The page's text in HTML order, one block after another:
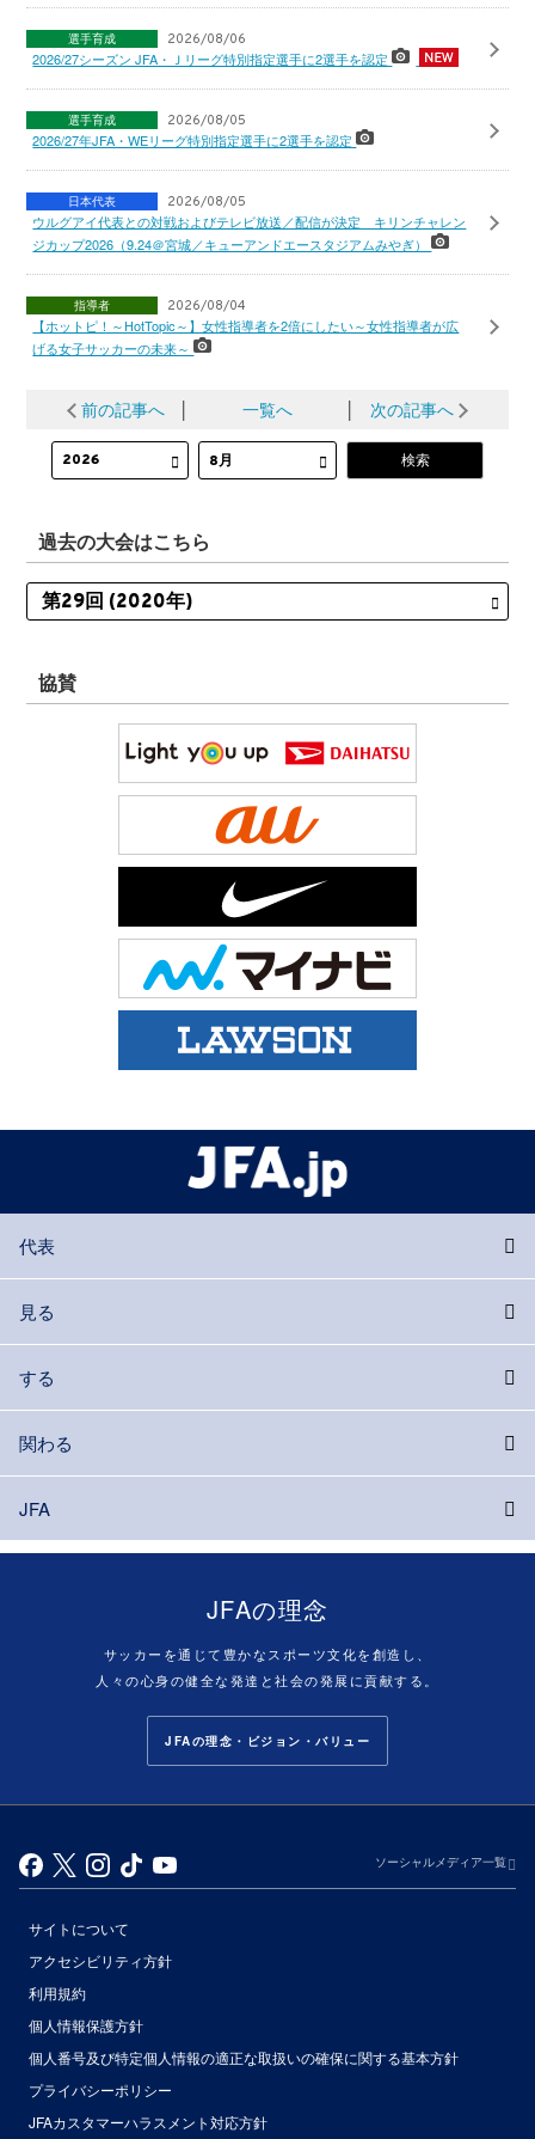
選手育成 2026/08/06
2026/27シーズン JFA・Ｊリーグ特別指定選手に2選手を認定
選手育成 2026/08/05
2026/27年JFA・WEリーグ特別指定選手に2選手を認定
日本代表 2026/08/05
ウルグアイ代表との対戦およびテレビ放送／配信が決定 キリンチャレン
ジカップ2026（9.24＠宮城／キューアンドエースタジアムみやぎ）
指導者 2026/08/04
【ホットピ！～HotTopic～】女性指導者を2倍にしたい～女性指導者が広
げる女子サッカーの未来～
前の記事へ 一覧へ 次の記事へ
過去の大会はこちら
協賛
代表
見る
する
関わる
JFA
JFAの理念
サッカーを通じて豊かなスポーツ文化を創造し、
人々の心身の健全な発達と社会の発展に貢献する。
JFAの理念・ビジョン・バリュー
ソーシャルメディア一覧
サイトについて
アクセシビリティ方針
利用規約
個人情報保護方針
個人番号及び特定個人情報の適正な取扱いの確保に関する基本方針
プライバシーポリシー
JFAカスタマーハラスメント対応方針